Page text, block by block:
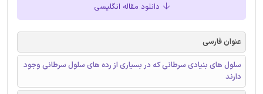
دانلود مقاله انگلیسی
عنوان فارسی
سلول های بنیادی سرطانی که در بسیاری از رده های سلول سرطانی وجود
دارند